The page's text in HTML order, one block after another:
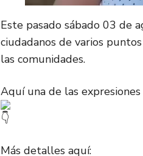
Este pasado sábado 03 de
ciudadanos de varios
las comunidades.
Aquí una de las
Más detalles aquí: